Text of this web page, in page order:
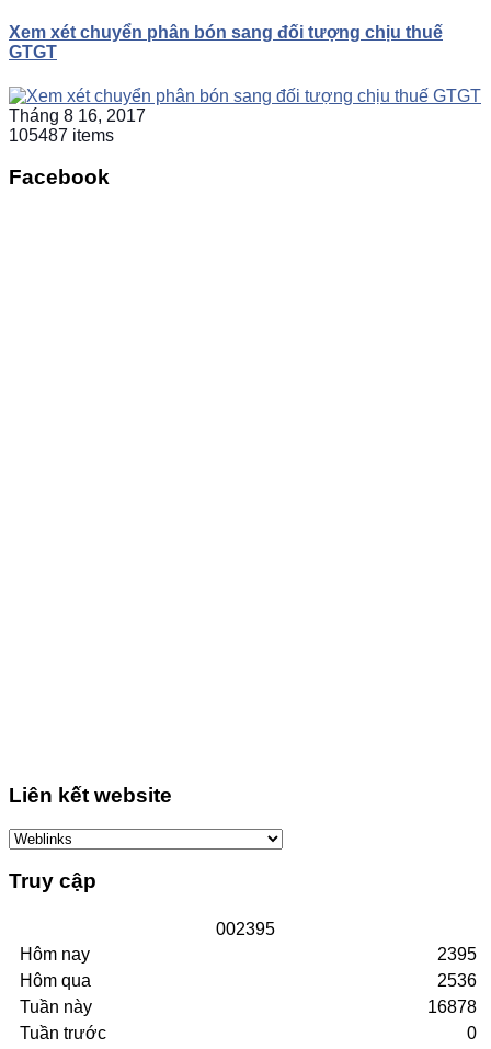
Xem xét chuyển phân bón sang đối tượng chịu thuế
GTGT
Tháng 8 16, 2017
105487 items
Facebook
Liên kết website
Truy cập
002395
Hôm nay
Hôm qua
Tuần này
Tuần trước
2395
2536
16878
0